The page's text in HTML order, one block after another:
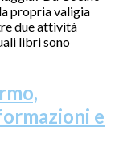
propria valigia
due attività
libri sono
e